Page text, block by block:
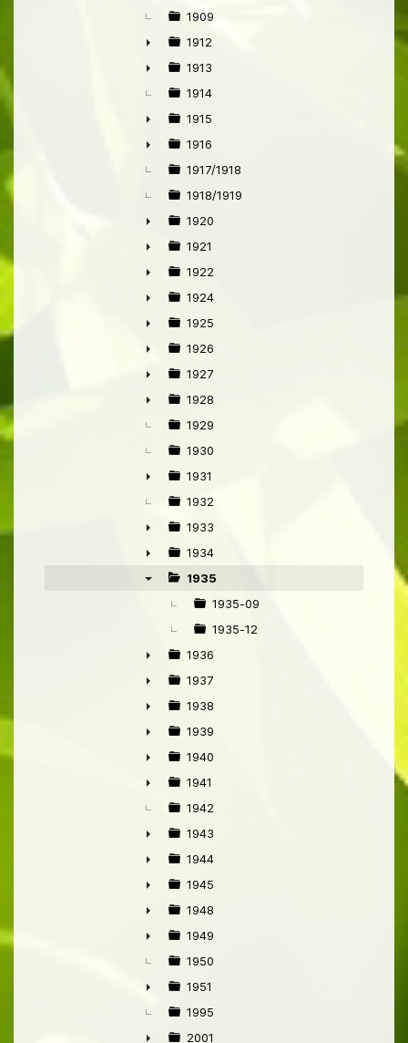
1909
►
1912
►
1913
1914
►
1915
►
1916
1917/1918
1918/1919
►
1920
►
1921
►
1922
►
1924
►
1925
►
1926
►
1927
►
1928
1929
1930
►
1931
1932
►
1933
►
1934
1935
1935-09
1935-12
►
1936
►
1937
►
1938
►
1939
►
1940
►
1941
1942
►
1943
►
1944
►
1945
►
1948
►
1949
1950
►
1951
1995
2001